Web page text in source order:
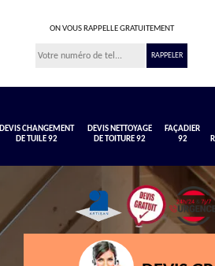
ON VOUS RAPPELLE GRATUITEMENT
DEVIS CHANGEMENT
DE TUILE 92
DEVIS NETTOYAGE
DE TOITURE 92
FAÇADIER
92